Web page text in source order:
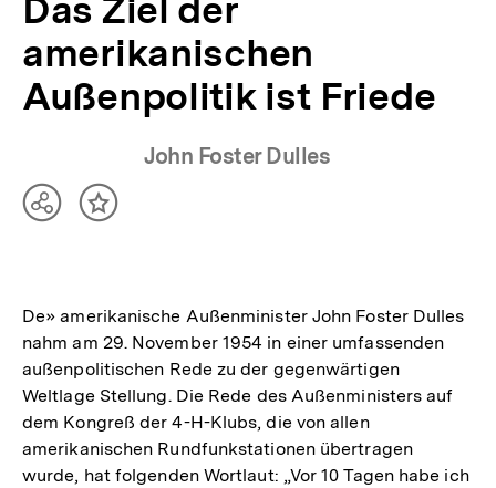
Das Ziel der
amerikanischen
Außenpolitik ist Friede
John Foster Dulles
TeilenInhalt
De» amerikanische Außenminister John Foster Dulles
nahm am 29. November 1954 in einer umfassenden
außenpolitischen Rede zu der gegenwärtigen
Weltlage Stellung. Die Rede des Außenministers auf
dem Kongreß der 4-H-Klubs, die von allen
amerikanischen Rundfunkstationen übertragen
wurde, hat folgenden Wortlaut: „Vor 10 Tagen habe ich